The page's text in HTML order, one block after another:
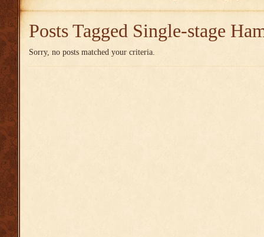
Posts Tagged Single-stage
Sorry, no posts matched your criteria.